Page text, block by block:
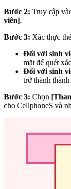
Bước 2: Truy cập
viên].
Bước 3: Xác thực
Đối với sinh
mặt để quét
Đối với sinh
trở thành
Bước 3: Chọn
cho CellphoneS và